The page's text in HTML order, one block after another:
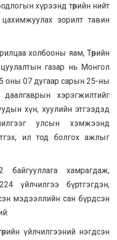
хүрээнд төрийн нийт
зорилт тавин
холбооны яам, Төрийн
газар нь Монгол
оны 07 дугаар сарын 25-ны
хэрэгжилтийг
хүн, хуулийн этгээдэд
улсын хэмжээнд
ил тод болгох ажлыг
байгууллага хамрагдаж,
үйлчилгээ бүртгэгдэн,
мэдээллийн сан бүрдсэн
үйлчилгээний нэгдсэн